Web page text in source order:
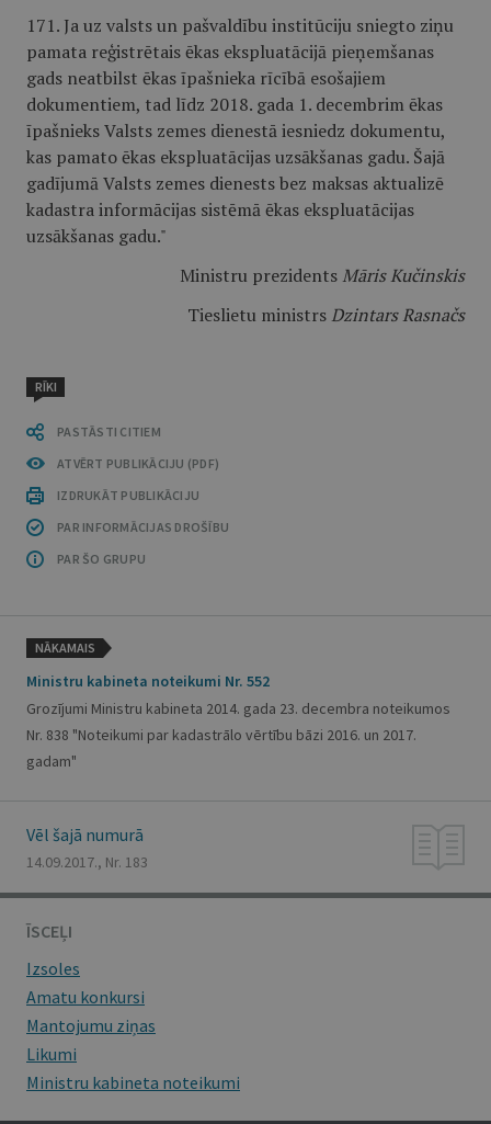
171. Ja uz valsts un pašvaldību institūciju sniegto ziņu
pamata reģistrētais ēkas ekspluatācijā pieņemšanas
gads neatbilst ēkas īpašnieka rīcībā esošajiem
dokumentiem, tad līdz 2018. gada 1. decembrim ēkas
īpašnieks Valsts zemes dienestā iesniedz dokumentu,
kas pamato ēkas ekspluatācijas uzsākšanas gadu. Šajā
gadījumā Valsts zemes dienests bez maksas aktualizē
kadastra informācijas sistēmā ēkas ekspluatācijas
uzsākšanas gadu."
Ministru prezidentsMāris Kučinskis
Tieslietu ministrsDzintars Rasnačs
RĪKI
PASTĀSTI CITIEM
ATVĒRT PUBLIKĀCIJU (PDF)
IZDRUKĀT PUBLIKĀCIJU
PAR INFORMĀCIJAS DROŠĪBU
PAR ŠO GRUPU
NĀKAMAIS
Ministru kabineta noteikumi Nr. 552
Grozījumi Ministru kabineta 2014. gada 23. decembra noteikumos
Nr. 838 "Noteikumi par kadastrālo vērtību bāzi 2016. un 2017.
gadam"
Vēl šajā numurā
14.09.2017., Nr. 183
ĪSCEĻI
Izsoles
Amatu konkursi
Mantojumu ziņas
Likumi
Ministru kabineta noteikumi